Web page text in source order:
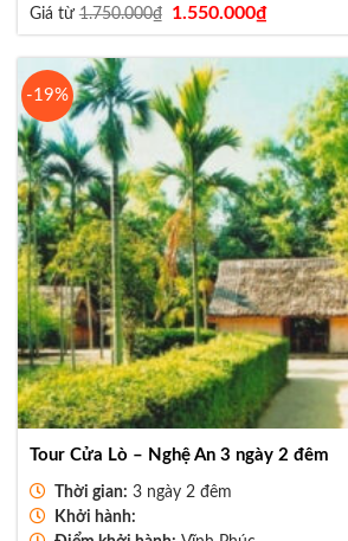
Giá từ1.750.000₫
Giá
là:
1.750.000₫.
1.550.000₫Giá
hiện
tại
là:
1.550.000₫.
-19%
Tour Cửa Lò – Nghệ An 3 ngày 2 đêm
Thời gian: 3 ngày 2 đêm
Khởi hành: